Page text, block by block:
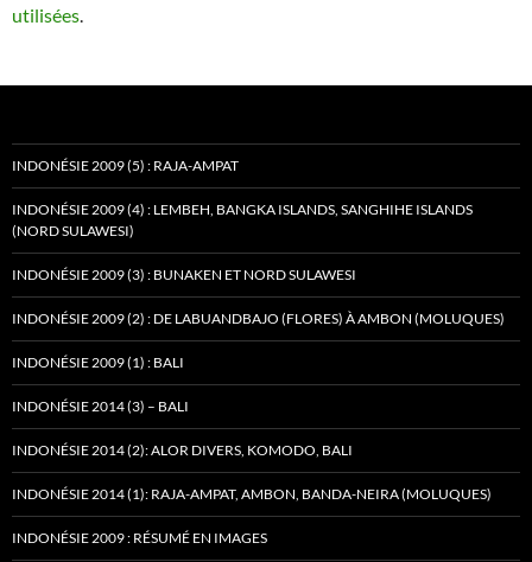
utilisées.
INDONÉSIE 2009 (5) : RAJA-AMPAT
INDONÉSIE 2009 (4) : LEMBEH, BANGKA ISLANDS, SANGHIHE ISLANDS
(NORD SULAWESI)
INDONÉSIE 2009 (3) : BUNAKEN ET NORD SULAWESI
INDONÉSIE 2009 (2) : DE LABUANDBAJO (FLORES) À AMBON (MOLUQUES)
INDONÉSIE 2009 (1) : BALI
INDONÉSIE 2014 (3) – BALI
INDONÉSIE 2014 (2): ALOR DIVERS, KOMODO, BALI
INDONÉSIE 2014 (1): RAJA-AMPAT, AMBON, BANDA-NEIRA (MOLUQUES)
INDONÉSIE 2009 : RÉSUMÉ EN IMAGES